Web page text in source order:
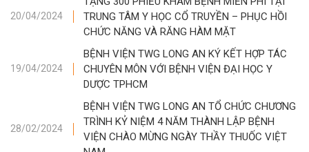
20/04/2024
TRUNG TÂM Y HỌC CỔ TRUYỀN – PHỤC HỒI
CHỨC NĂNG VÀ RĂNG HÀM MẶT
19/04/2024
BỆNH VIỆN TWG LONG AN KÝ KẾT HỢP TÁC
CHUYÊN MÔN VỚI BỆNH VIỆN ĐẠI HỌC Y
DƯỢC TPHCM
28/02/2024
BỆNH VIỆN TWG LONG AN TỔ CHỨC CHƯƠNG
TRÌNH KỶ NIỆM 4 NĂM THÀNH LẬP BỆNH
VIỆN CHÀO MỪNG NGÀY THẦY THUỐC VIỆT